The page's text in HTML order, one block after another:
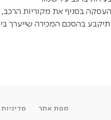
בסניף את מקוריות הרכב,
בהסכם המכירה שייערך
מפת אתר